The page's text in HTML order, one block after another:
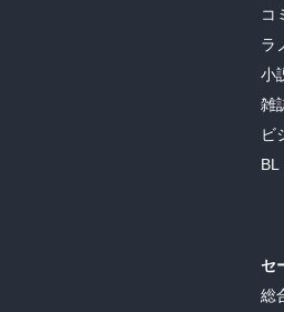
コ
ラ
小
雑
ビ
BL
セ
総